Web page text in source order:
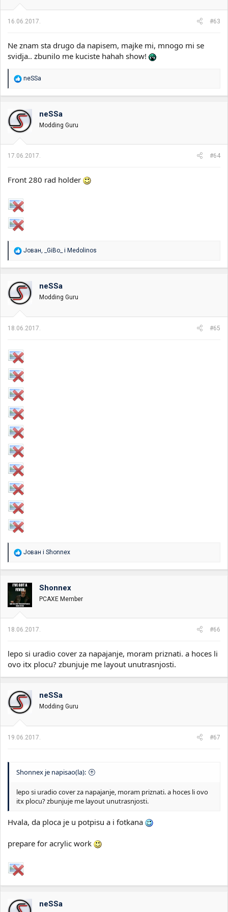
:
16.06.2017. #63
Ne znam sta drugo da napisem, majke mi, mnogo mi se
svidja.. zbunilo me kuciste hahah show!
R
o
v
a
n
:
neSSa
neSSa
Modding Guru
17.06.2017. #64
Front 280 rad holder
R
a
o
v
a
:
Јован, _GiBo_ i Medolinos
neSSa
Modding Guru
18.06.2017. #65
R
o
v
a
n
:
Јован i Shonnex
Shonnex
PCAXE Member
18.06.2017. #66
lepo si uradio cover za napajanje, moram priznati. a hoces li
ovo itx plocu? zbunjuje me layout unutrasnjosti.
neSSa
Modding Guru
19.06.2017. #67
Shonnex je napisao(la):
lepo si uradio cover za napajanje, moram priznati. a hoces li ovo
itx plocu? zbunjuje me layout unutrasnjosti.
Hvala, da ploca je u potpisu a i fotkana
prepare for acrylic work
neSSa